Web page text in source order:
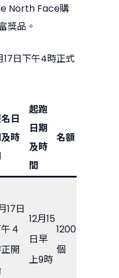
North Face購
獎品。
日下午4時正式
日
時
起跑
日期
及時
間
名額
17日
４
開
12月15
日早
上9時
1200
個